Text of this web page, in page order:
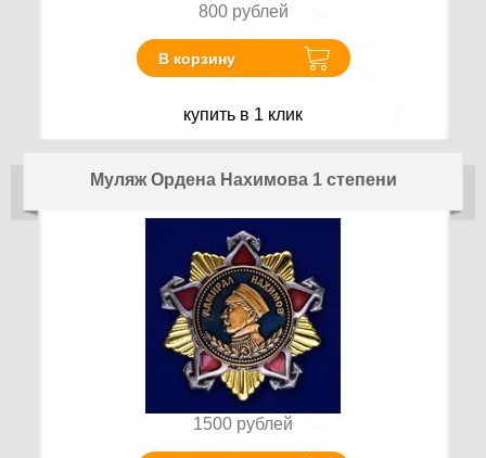
800 рублей
В корзину
купить в 1 клик
Муляж Ордена Нахимова 1 степени
1500 рублей